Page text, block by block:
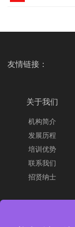
友情链接：
关于我们
机构简介
发展历程
培训优势
联系我们
招贤纳士